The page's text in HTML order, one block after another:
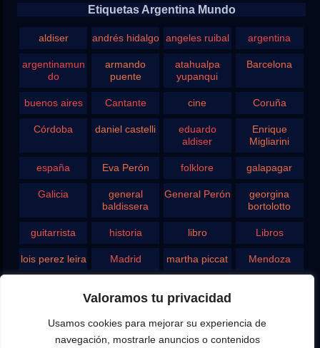
Valoramos tu privacidad
Usamos cookies para mejorar su experiencia de
navegación, mostrarle anuncios o contenidos
Etiquetas Argentina Mundo
aldiser andrés hidalgo angeles ruibal argentina
argentinamun
do
armando
puente
atahualpa
yupanqui
Barcelona
buenos aires Cantante cine Coruña
Córdoba daniel castelli
eduardo
aldiser
Enrique
Migliarini
españa Eva Perón folklore galapagar
Galicia
general
baldissera
General Perón
georgina
bortolotto
guitarrista historia libro Libros
lois perez leira Madrid martha piccat Mendoza
Rodolfo
Ghezzi
rosario san juan santa fe